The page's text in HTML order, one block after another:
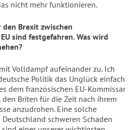
nicht mehr funktionieren.
Brexit zwischen
sind festgefahren. Was wird
Volldampf aufeinander zu. Ich
Politik das Unglück einfach
dem französischen EU-Kommissar
Briten für die Zeit nach ihrem
anzudrohen. Eine solche
schweren Schaden